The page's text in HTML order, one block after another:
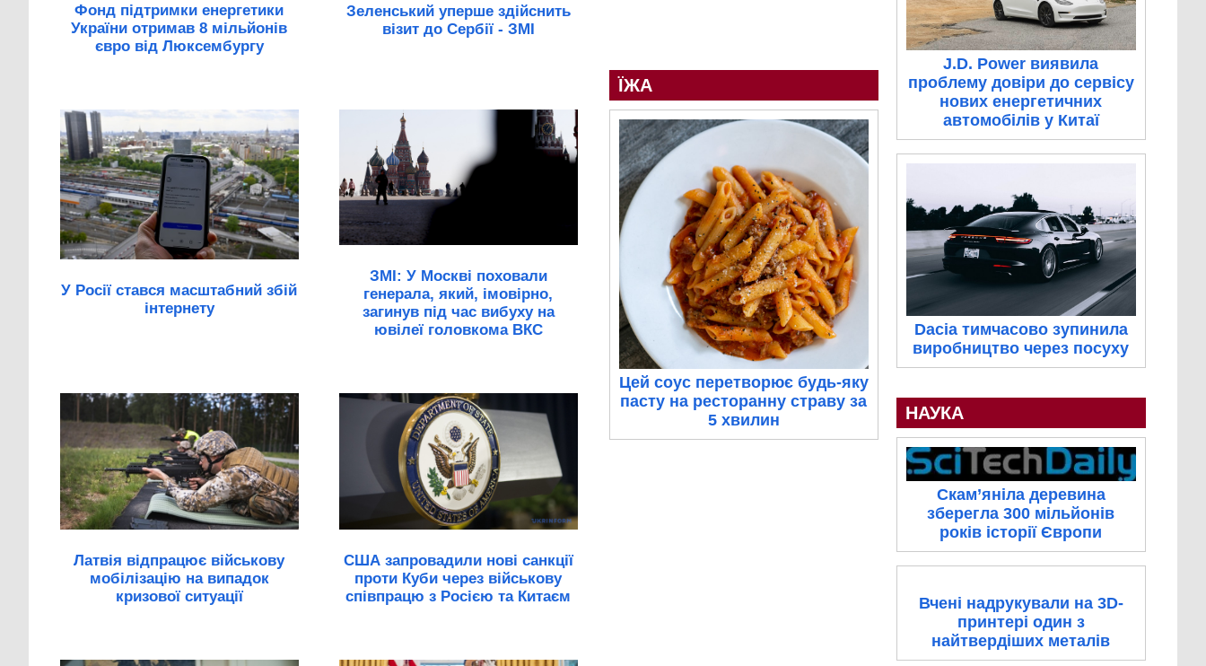
Фонд підтримки енергетики
України отримав 8 мільйонів
євро від Люксембургу
Зеленський уперше здійснить
візит до Сербії - ЗМІ
У Росії стався масштабний збій
інтернету
ЗМІ: У Москві поховали
генерала, який, імовірно,
загинув під час вибуху на
ювілеї головкома ВКС
Латвія відпрацює військову
мобілізацію на випадок
кризової ситуації
США запровадили нові санкції
проти Куби через військову
співпрацю з Росією та Китаєм
ЇЖА
Цей соус перетворює будь-яку
пасту на ресторанну страву за
5 хвилин
J.D. Power виявила
проблему довіри до сервісу
нових енергетичних
автомобілів у Китаї
Dacia тимчасово зупинила
виробництво через посуху
НАУКА
Скам’яніла деревина
зберегла 300 мільйонів
років історії Європи
Вчені надрукували на 3D-
принтері один з
найтвердіших металів